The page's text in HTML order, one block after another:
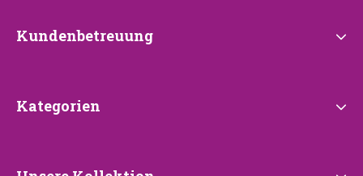
Kundenbetreuung
Kundenbetreuung
Kategorien
Kategorien